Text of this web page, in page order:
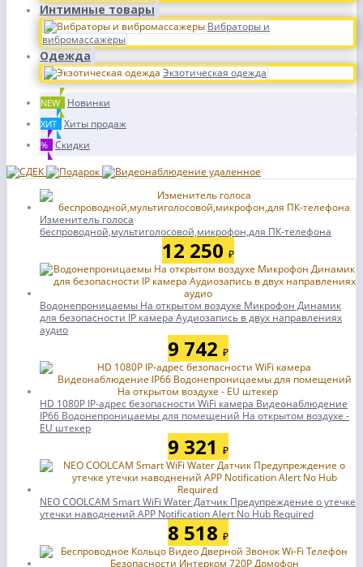
Интимные товары
Вибраторы и
вибромассажеры
Одежда
Экзотическая одежда
NEW Новинки
ХИТ Хиты продаж
% Скидки
Изменитель голоса
беспроводной,мультиголосовой,микрофон,для ПК-телефона
12 250 ₽
Водонепроницаемы На открытом воздухе Микрофон Динамик
для безопасности IP камера Аудиозапись в двух направлениях
аудио
9 742 ₽
HD 1080P IP-адрес безопасности WiFi камера Видеонаблюдение
IP66 Водонепроницаемы для помещений На открытом воздухе -
EU штекер
9 321 ₽
NEO COOLCAM Smart WiFi Water Датчик Предупреждение о утечке
утечки наводнений APP Notification Alert No Hub Required
8 518 ₽